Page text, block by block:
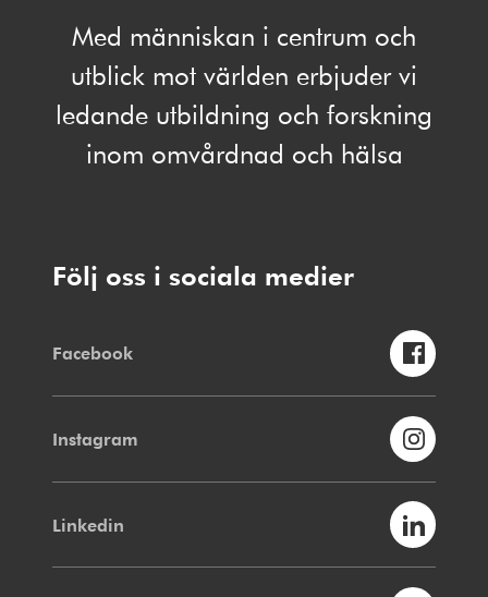
Med människan i centrum och
utblick mot världen erbjuder vi
ledande utbildning och forskning
inom omvårdnad och hälsa
Följ oss i sociala medier
Facebook
Instagram
Linkedin